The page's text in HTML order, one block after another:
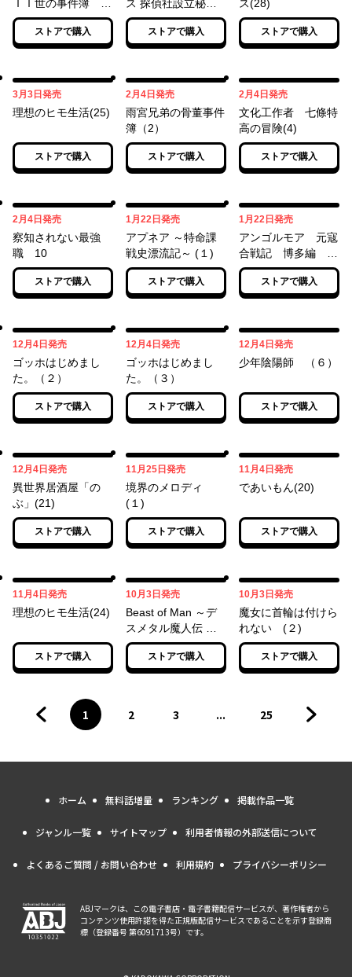
ＩＩ世の事件簿
（14）
ストアで購入
ス 探偵社設立秘
話 （２）
ストアで購入
ス(28)
ストアで購入
3月3日 03月03日
発売
理想のヒモ生活(25)
ストアで購入
2月4日 02月04日
発売
雨宮兄弟の骨董事件
簿（2）
ストアで購入
2月4日 02月04日
発売
文化工作者 七條特
高の冒険(4)
ストアで購入
2月4日 02月04日
発売
察知されない最強
職 10
ストアで購入
1月22日 01月22日
発売
アプネア ～特命課
戦史漂流記～ (１)
ストアで購入
1月22日 01月22日
発売
アンゴルモア 元寇
合戦記 博多編
（１２） 弘安の戦
い その二
ストアで購入
12月4日 12月04日
発売
ゴッホはじめまし
た。（２）
ストアで購入
12月4日 12月04日
発売
ゴッホはじめまし
た。（３）
ストアで購入
12月4日 12月04日
発売
少年陰陽師 （６）
ストアで購入
12月4日 12月04日
発売
異世界居酒屋「の
ぶ」(21)
ストアで購入
11月25日 11月25日
発売
境界のメロディ
(１)
ストアで購入
11月4日 11月04日
発売
であいもん(20)
ストアで購入
11月4日 11月04日
発売
理想のヒモ生活(24)
ストアで購入
10月3日 10月03日
発売
Beast of Man ～デ
スメタル魔人伝 地
獄のライブ拷問黙示
録～ （１）
ストアで購入
10月3日 10月03日
発売
魔女に首輪は付けら
れない (２)
ストアで購入
前のページへ
ページ
1
へ
2
3
...
25
ホーム 無料話増量 ランキング 掲載作品一覧
ジャンル一覧 サイトマップ 利用者情報の外部送信について
よくあるご質問 / お問い合わせ 利用規約 プライバシーポリシー
ABJマークは、この電子書店・電子書籍配信サービスが、著作権者から
コンテンツ使用許諾を得た正規版配信サービスであることを示す登録商
標（登録番号 第6091713号）です。